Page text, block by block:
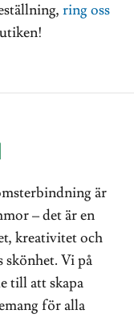
ring oss
är
– det är en
kreativitet och
skönhet. Vi på
till att skapa
för alla